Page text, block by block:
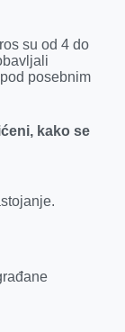
l su od 4 do
posebnim
kako se